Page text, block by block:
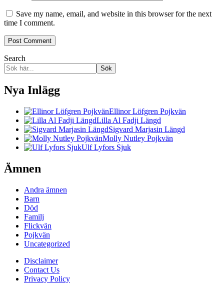
Save my name, email, and website in this browser for the next
time I comment.
Search
Sök
Nya Inlägg
Ellinor Löfgren Pojkvän
Lilla Al Fadji Längd
Sigvard Marjasin Längd
Molly Nutley Pojkvän
Ulf Lyfors Sjuk
Ämnen
Andra ämnen
Barn
Död
Familj
Flickvän
Pojkvän
Uncategorized
Disclaimer
Contact Us
Privacy Policy